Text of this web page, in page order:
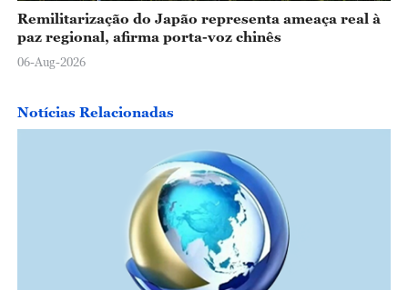
Remilitarização do Japão representa ameaça real à
paz regional, afirma porta-voz chinês
06-Aug-2026
Notícias Relacionadas